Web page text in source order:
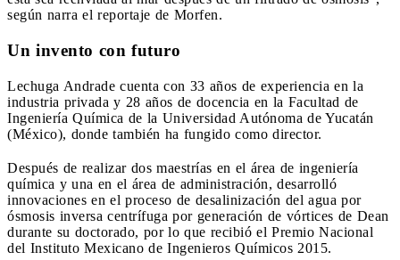
según narra el reportaje de Morfen.
Un invento con futuro
Lechuga Andrade cuenta con 33 años de experiencia en la
industria privada y 28 años de docencia en la Facultad de
Ingeniería Química de la Universidad Autónoma de Yucatán
(México), donde también ha fungido como director.
Después de realizar dos maestrías en el área de ingeniería
química y una en el área de administración, desarrolló
innovaciones en el proceso de desalinización del agua por
ósmosis inversa centrífuga por generación de vórtices de Dean
durante su doctorado, por lo que recibió el Premio Nacional
del Instituto Mexicano de Ingenieros Químicos 2015.